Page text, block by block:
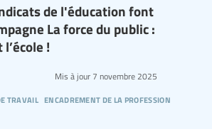
de l'éducation font
La force du public :
!
travail encadrement de la profession
Mis à jour7 novembre 2025